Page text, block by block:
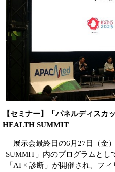
【セミナー】「パネルディス
HEALTH SUMMIT
展示会最終日の6月27日（金
SUMMIT」内のプログラムとし
「AI × 診断」が開催され、フ